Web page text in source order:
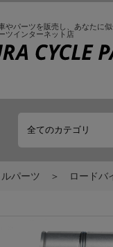
やパーツを販売し、 あなたに
ツインターネット店
パーツ ロードバ